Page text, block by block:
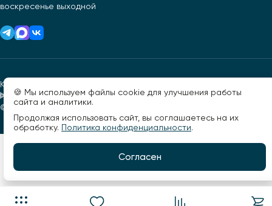
воскресенье выходной
© 2026, Фактор света. Все права защищены.
Конфиденциальность
🍪 Мы используем файлы cookie для улучшения работы
сайта и аналитики.
Продолжая использовать сайт, вы соглашаетесь на их
обработку. Политика конфиденциальности.
Согласен